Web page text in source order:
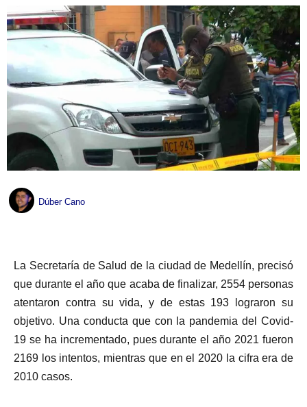
Dúber Cano
La Secretaría de Salud de la ciudad de Medellín, precisó
que durante el año que acaba de finalizar, 2554 personas
atentaron contra su vida, y de estas 193 lograron su
objetivo. Una conducta que con la pandemia del Covid-
19 se ha incrementado, pues durante el año 2021 fueron
2169 los intentos, mientras que en el 2020 la cifra era de
2010 casos.